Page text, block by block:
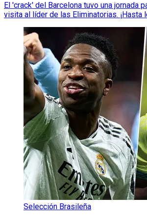
El 'crack' del Barcelona tuvo una jornada
visita al líder de las Eliminatorias. ¡Hasta
Selección Brasileña